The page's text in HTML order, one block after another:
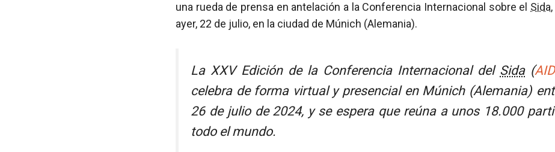
una rueda de prensa en antelación a la Conferencia Internacional sobre el Sida
ayer, 22 de julio, en la ciudad de Múnich (Alemania).
La XXV Edición de la Conferencia Internacional del Sida(
celebra de forma virtual y presencial en Múnich (Alemania)
26 de julio de 2024, y se espera que reúna a unos 18.000
todo el mundo.